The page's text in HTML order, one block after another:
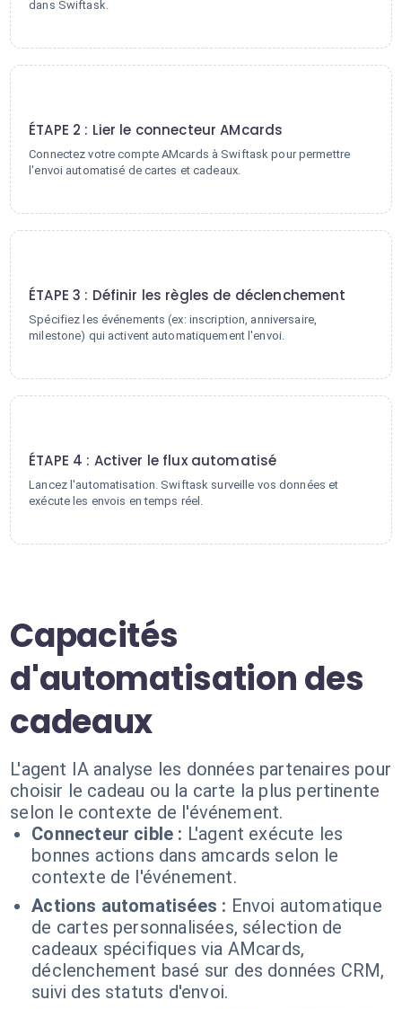
dans Swiftask.
ÉTAPE 2 : Lier le connecteur AMcards
Connectez votre compte AMcards à Swiftask pour permettre
l'envoi automatisé de cartes et cadeaux.
ÉTAPE 3 : Définir les règles de déclenchement
Spécifiez les événements (ex: inscription, anniversaire,
milestone) qui activent automatiquement l'envoi.
ÉTAPE 4 : Activer le flux automatisé
Lancez l'automatisation. Swiftask surveille vos données et
exécute les envois en temps réel.
Capacités
d'automatisation des
cadeaux
L'agent IA analyse les données partenaires pour
choisir le cadeau ou la carte la plus pertinente
selon le contexte de l'événement.
Connecteur cible : L'agent exécute les
bonnes actions dans amcards selon le
contexte de l'événement.
Actions automatisées : Envoi automatique
de cartes personnalisées, sélection de
cadeaux spécifiques via AMcards,
déclenchement basé sur des données CRM,
suivi des statuts d'envoi.